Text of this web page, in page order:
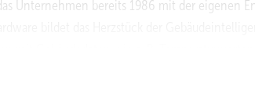
Unternehmen bereits 1986 mit der eigenen